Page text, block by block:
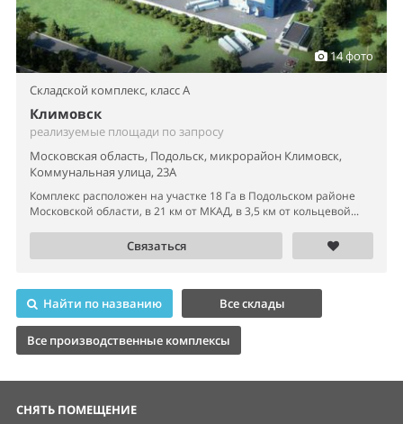
Комплекс расположен на участке 18 Га в Подольском районе
Московской области, в 21 км от МКАД, в 3,5 км от кольцевой...
Связаться
Найти по названию
Все производственные комплексы
Склады
Производства
Свободного назначения
Земельные участки
КУПИТЬ ПОМЕЩЕНИЕ
Офисы